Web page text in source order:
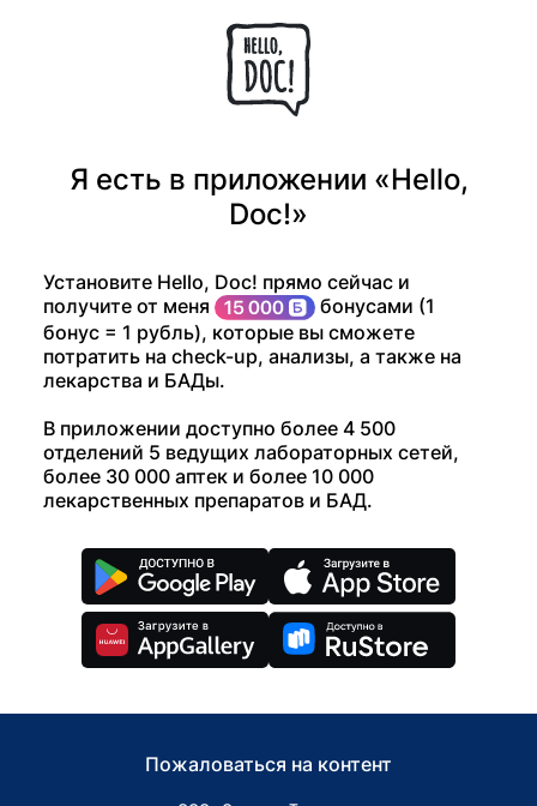
Я есть в приложении «Hello,
Doc!»
Установите Hello, Doc! прямо сейчас и
получите от меня
бонусами (1
бонус = 1 рубль), которые вы сможете
потратить на check-up, анализы, а также на
лекарства и БАДы.
В приложении доступно более 4 500
отделений 5 ведущих лабораторных сетей,
более 30 000 аптек и более 10 000
лекарственных препаратов и БАД.
Пожаловаться на контент